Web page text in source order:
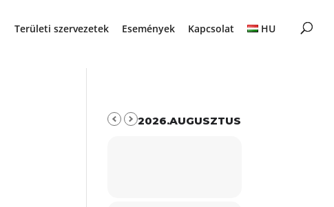
Területi szervezetek Események Kapcsolat HU
2026.AUGUSZTUS